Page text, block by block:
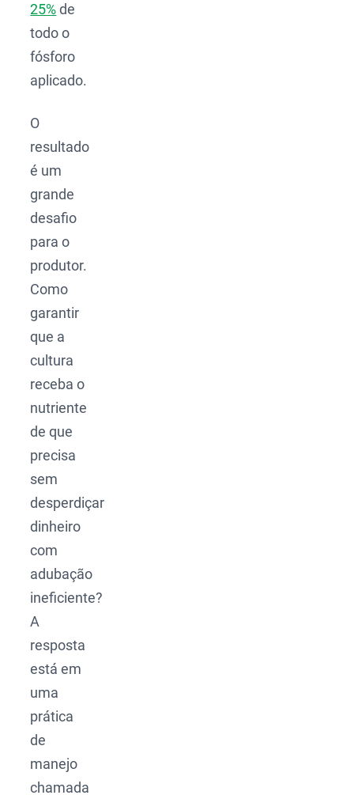
25%de
todo o
fósforo
aplicado.
O
resultado
é um
grande
desafio
para o
produtor.
Como
garantir
que a
cultura
receba o
nutriente
de que
precisa
sem
desperdiçar
dinheiro
com
adubação
ineficiente?
A
resposta
está em
uma
prática
de
manejo
chamada